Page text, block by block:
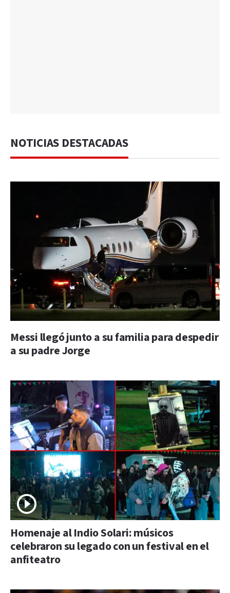
NOTICIAS DESTACADAS
Messi llegó junto a su familia para despedir
a su padre Jorge
Homenaje al Indio Solari: músicos
celebraron su legado con un festival en el
anfiteatro